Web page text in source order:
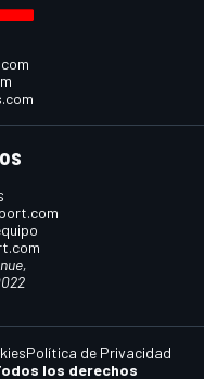
los derechos
Política de Privacidad